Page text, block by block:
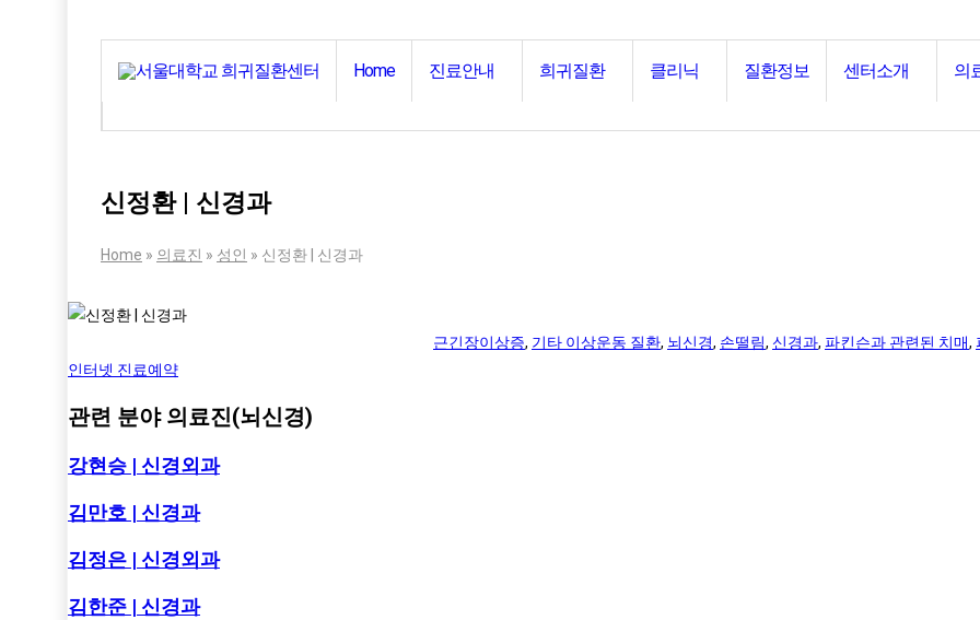
Home 진료안내 희귀질환 클리닉 질환정보 센터소개 의
신정환 | 신경과
Home » 의료진 » 성인 » 신정환 | 신경과
근긴장이상증, 기타 이상운동 질환, 뇌신경, 손떨림, 신경과, 파킨슨과 관련된 치매,
인터넷 진료예약
관련 분야 의료진(뇌신경)
강현승 | 신경외과
김만호 | 신경과
김정은 | 신경외과
김한준 | 신경과